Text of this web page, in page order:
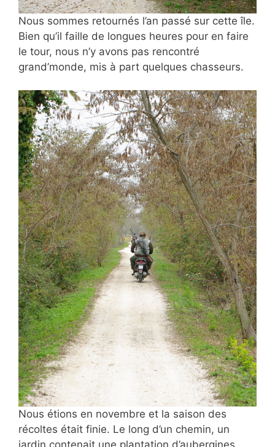
Nous sommes retournés l’an passé sur cette île.
Bien qu’il faille de longues heures pour en faire
le tour, nous n’y avons pas rencontré
grand’monde, mis à part quelques chasseurs.
Nous étions en novembre et la saison des
récoltes était finie. Le long d’un chemin, un
jardin contenait une plantation d’aubergines